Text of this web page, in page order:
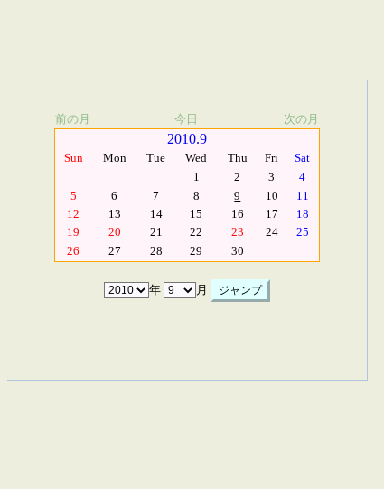
前の月 今日 次の月
2010.9
Sun Mon Tue Wed Thu Fri
Sat
1
2 3
4
5
6 7 8 9 10
11
12
13 14 15 16 17
18
19
20 21 22 23 24
25
26
27 28 29 30
年 月